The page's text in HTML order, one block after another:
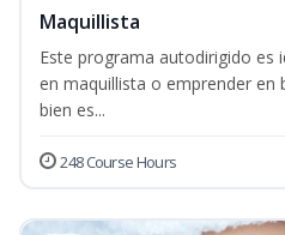
Maquillista
Este programa autodirigido es
en maquillista o emprender en
bien es...
248 Course Hours